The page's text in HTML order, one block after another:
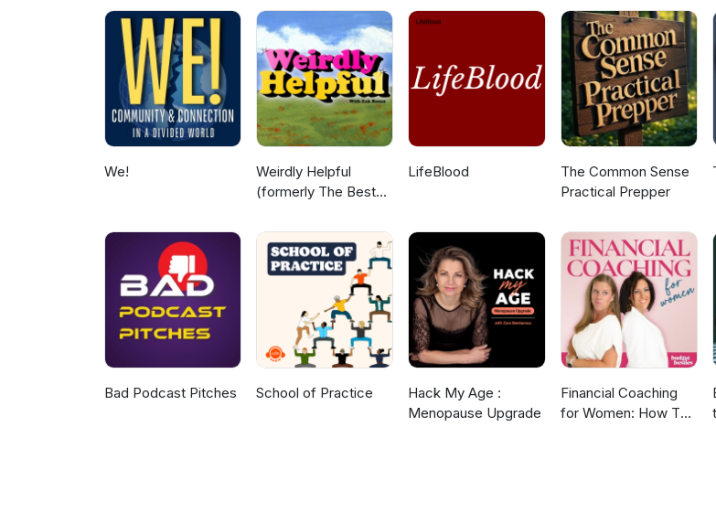
staan: Je zwijgen is niet neutraal. Iedere keer dat je voelt “hier klopt iets niet” maar niets zegt, help je
mee om een bestaande cultuur in stand te houden. Liefde, lef én leiderschap horen bij je vak. Het gaat
niet om hard roepen, maar om het durven stellen van eerlijke vragen – en
voor je team en je cliënten. Iedereen kan bijdragen aan meer openheid. Of je nu stagiair bent of
teamleider: het begint bij jezelf. Door te reflecteren op je eigen patronen en
breng je menselijkheid terug in het systeem. Stel jezelf vandaag eens de vraag: wanneer houd jij je stil,
en wat heb je nodig om toch jouw stem te laten horen? 👂Luister je mee? Je
favoriete podcast-app.
We!
Weirdly Helpful
(formerly The Best
LifeBlood
The Common Sense
Practical Prepper
Bad Podcast Pitches School of Practice
Hack My Age :
Menopause Upgrade
Financial Coaching
for Women: How To